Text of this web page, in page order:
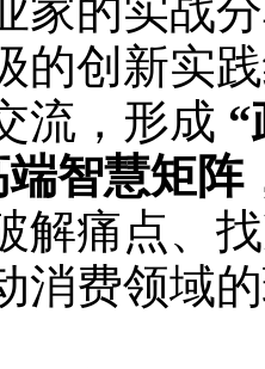
家的实战
的创新实
流，形成
智慧矩阵
解痛点、
消费领域